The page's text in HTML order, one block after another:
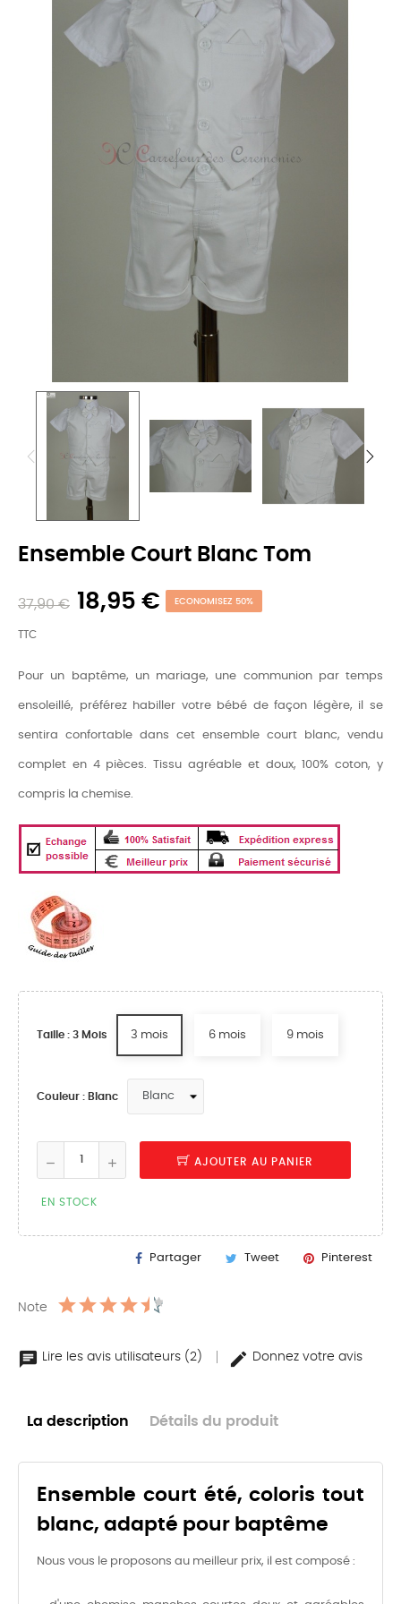
Ensemble Court Blanc Tom
37,90 € 18,95 € ECONOMISEZ 50%
TTC
Pour un baptême, un mariage, une communion par temps
ensoleillé, préférez habiller votre bébé de façon légère, il se
sentira confortable dans cet ensemble court blanc, vendu
complet en 4 pièces. Tissu agréable et doux, 100% coton, y
compris la chemise.
Taille : 3 Mois 3 mois 6 mois 9 mois
Couleur : Blanc
AJOUTER AU PANIER
EN STOCK
Partager Tweet Pinterest
Note
Lire les avis utilisateurs (2) Donnez votre avis
La description Détails du produit
Ensemble court été, coloris tout
blanc, adapté pour baptême
Nous vous le proposons au meilleur prix, il est composé :